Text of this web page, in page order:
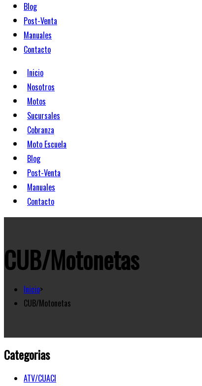
Blog
Post-Venta
Manuales
Contacto
Inicio
Nosotros
Motos
Sucursales
Cobranza
Moto Escuela
Blog
Post-Venta
Manuales
Contacto
CUB/Motonetas
Inicio>
CUB/Motonetas
Categorias
ATV/CUACI